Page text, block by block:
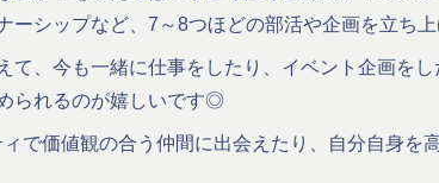
ーシップなど、7～8つほどの部活や企画を立ち
て、今も一緒に仕事をしたり、イベント企画を
られるのが嬉しいです◎
で価値観の合う仲間に出会えたり、自分自身を